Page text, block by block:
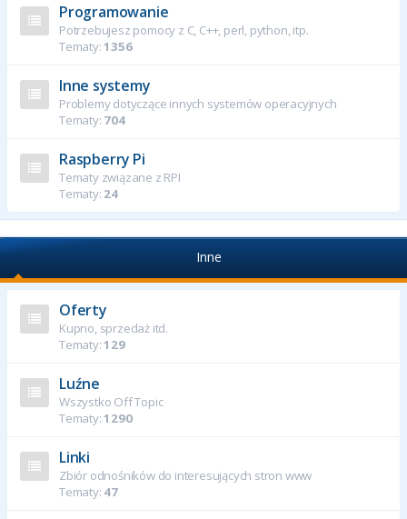
Programowanie
Potrzebujesz pomocy z C, C++, perl, python, itp.
Tematy:1356
Inne systemy
Problemy dotyczące innych systemów operacyjnych
Tematy: 704
Raspberry Pi
Tematy związane z RPI
Tematy: 24
Inne
Oferty
Kupno, sprzedaż itd.
Tematy:129
Luźne
Wszystko Off Topic
Tematy:1290
Linki
Zbiór odnośników do interesujących stron www
Tematy: 47